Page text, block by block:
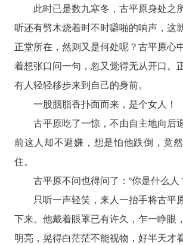
此时已是数九寒冬，古平原身处之
听还有劈木烧着时不时噼啪的响声，这
正堂所在，然则又是何处呢？古平原心
着想张口问一句，忽又觉得无从开口。
有人轻轻移步来到自己的身前。
一股胭脂香扑面而来，是个女人！
古平原吃了一惊，不由自主地向后
前这人却不避嫌，想是怕他跌倒，竟
住。
古平原不问也得问了：“你是什么人
只听一声轻笑，来人一抬手将古平
下来。他戴着眼罩已有许久，乍一睁眼
明亮，晃得白茫茫不能视物，好半天才